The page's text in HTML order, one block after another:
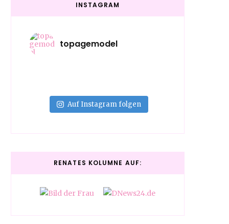
INSTAGRAM
topagemodel
Auf Instagram folgen
RENATES KOLUMNE AUF: